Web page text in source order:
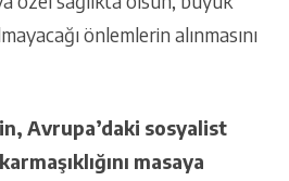
önlemlerin alınmasını
Avrupa’daki sosyalist
masaya